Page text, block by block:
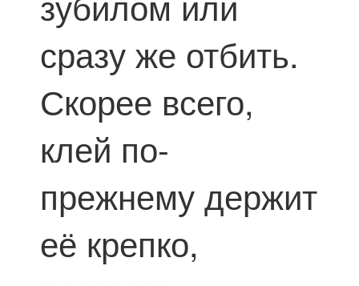
сразу же отбить.
Скорее всего,
клей по-
прежнему держит
её крепко,